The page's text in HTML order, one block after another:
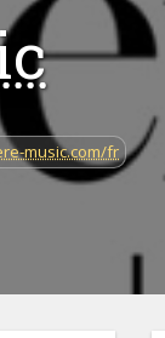
music.com/fr